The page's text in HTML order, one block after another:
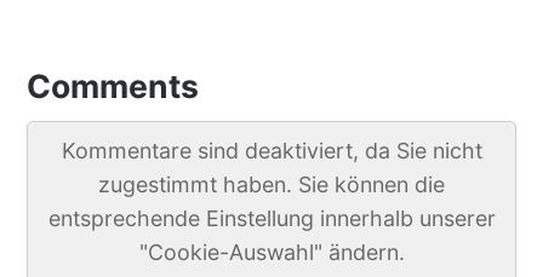
Comments
Kommentare sind deaktiviert, da Sie nicht
zugestimmt haben. Sie können die
entsprechende Einstellung innerhalb unserer
"Cookie-Auswahl" ändern.